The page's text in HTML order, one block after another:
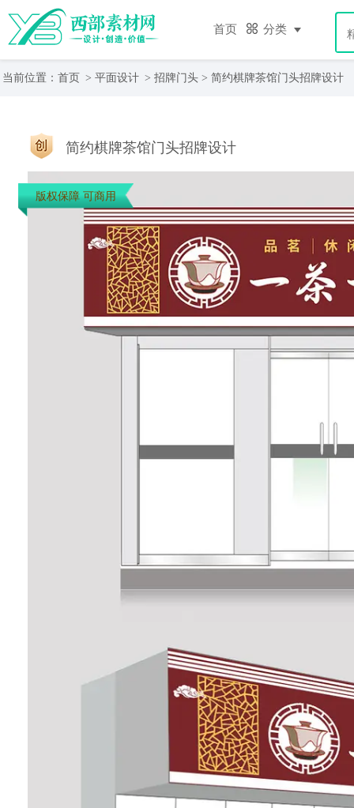
首页 分类
当前位置： 首页 > 平面设计 > 招牌门头 > 简约棋牌茶馆门头招牌设计
简约棋牌茶馆门头招牌设计
版权保障 可商用